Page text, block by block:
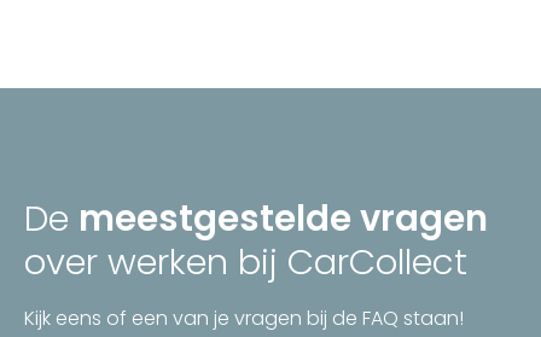
De meestgestelde vragen
over werken bij CarCollect
Kijk eens of een van je vragen bij de FAQ staan!